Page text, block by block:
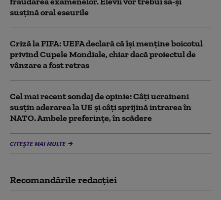
susţină oral eseurile
Criză la FIFA: UEFA declară că îşi menţine boicotul
privind Cupele Mondiale, chiar dacă proiectul de
vânzare a fost retras
Cel mai recent sondaj de opinie: Câți ucraineni
susțin aderarea la UE și câți sprijină intrarea în
NATO. Ambele preferințe, în scădere
CITEȘTE MAI MULTE
Recomandările redacţiei